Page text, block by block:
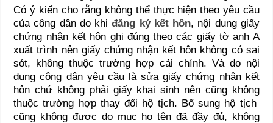
Có ý kiến cho rằng không thể thực hiện theo yêu cầu
của công dân do khiđăng ký kết hôn, nội dung giấy
chứng nhận kết hôn ghi đúng theo các giấy tờ anh A
xuất trình nên giấy chứng nhận kết hôn không có sai
sót, không thuộc trường hợp cải chính. Và do nội
dung công dân yêu cầu là sửa giấy chứng nhận kết
hôn chứ không phải giấy khai sinh nên cũng không
thuộc trường hợp thay đổi hộ tịch. Bổ sung hộ tịch
cũng không được do mục họ tên đã đầy đủ, không